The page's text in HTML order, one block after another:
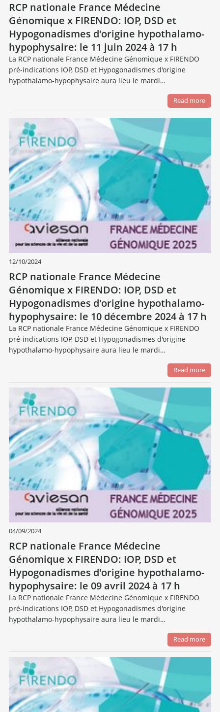
RCP nationale France Médecine
Génomique x FIRENDO: IOP, DSD et
Hypogonadismes d'origine hypothalamo-
hypophysaire: le 11 juin 2024 à 17 h
La RCP nationale France Médecine Génomique x FIRENDO
pré-indications IOP, DSD et Hypogonadismes d'origine
hypothalamo-hypophysaire aura lieu le mardi…
Read more
12/10/2024
RCP nationale France Médecine
Génomique x FIRENDO: IOP, DSD et
Hypogonadismes d'origine hypothalamo-
hypophysaire: le 10 décembre 2024 à 17 h
La RCP nationale France Médecine Génomique x FIRENDO
pré-indications IOP, DSD et Hypogonadismes d'origine
hypothalamo-hypophysaire aura lieu le mardi…
Read more
04/09/2024
RCP nationale France Médecine
Génomique x FIRENDO: IOP, DSD et
Hypogonadismes d'origine hypothalamo-
hypophysaire: le 09 avril 2024 à 17 h
La RCP nationale France Médecine Génomique x FIRENDO
pré-indications IOP, DSD et Hypogonadismes d'origine
hypothalamo-hypophysaire aura lieu le mardi…
Read more